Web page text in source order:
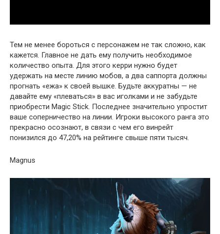
Тем не менее бороться с персонажем не так сложно, как
кажется. Главное не дать ему получить необходимое
количество опыта. Для этого керри нужно будет
удержать на месте линию мобов, а два саппорта должны
прогнать «ежа» к своей вышке. Будьте аккуратны — не
давайте ему «плеваться» в вас иголками и не забудьте
приобрести Magic Stick. Последнее значительно упростит
ваше соперничество на линии. Игроки высокого ранга это
прекрасно осознают, в связи с чем его винрейт
понизился до 47,20% на рейтинге свыше пяти тысяч.
Magnus